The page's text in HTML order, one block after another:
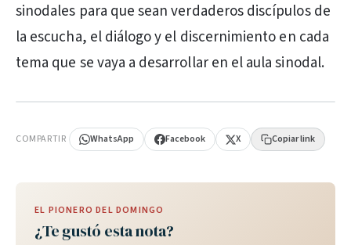
sinodales para que sean verdaderos discípulos de
la escucha, el diálogo y el discernimiento en cada
tema que se vaya a desarrollar en el aula sinodal.
COMPARTIR WhatsApp Facebook X Copiar link
EL PIONERO DEL DOMINGO
¿Te gustó esta nota?